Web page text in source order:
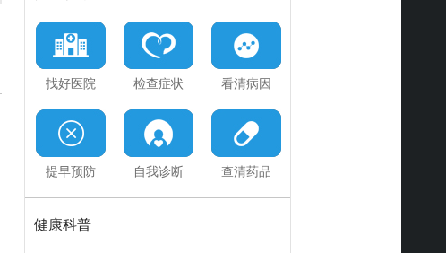
找好医院 检查症状 看清病因
提早预防 自我诊断 查清药品
健康科普